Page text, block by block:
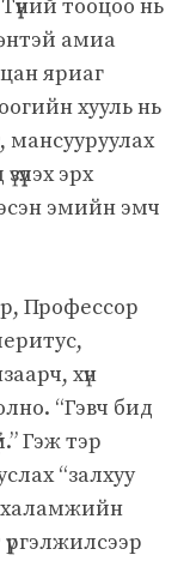
тооцоо нь
амиа
яриаг
хууль нь
мансууруулах
эрх
эмийн эмч
Профессор
хүн
“Гэвч бид
Гэж тэр
“залхуу
халамжийн